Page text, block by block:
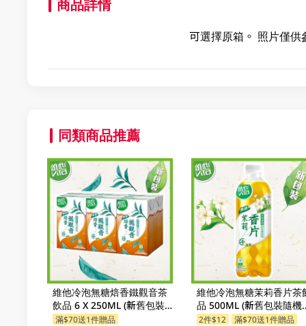
商品詳情
可選擇原箱。 照片僅供
同類商品推薦
維他冷泡無糖焙香鐵觀音茶
飲品 6 X 250ML (新舊包裝
隨機發貨)
滿$70送1件贈品
維他冷泡無糖茉莉香片茶
品 500ML (新舊包裝隨機
貨)
2件$12
滿$70送1件贈品